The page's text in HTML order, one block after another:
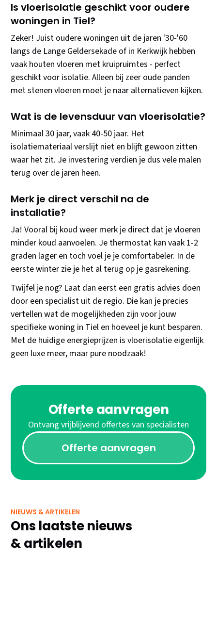
Is vloerisolatie geschikt voor oudere
woningen in Tiel?
Zeker! Juist oudere woningen uit de jaren '30-'60
langs de Lange Geldersekade of in Kerkwijk hebben
vaak houten vloeren met kruipruimtes - perfect
geschikt voor isolatie. Alleen bij zeer oude panden
met stenen vloeren moet je naar alternatieven kijken.
Wat is de levensduur van vloerisolatie?
Minimaal 30 jaar, vaak 40-50 jaar. Het
isolatiemateriaal verslijt niet en blijft gewoon zitten
waar het zit. Je investering verdien je dus vele malen
terug over de jaren heen.
Merk je direct verschil na de
installatie?
Ja! Vooral bij koud weer merk je direct dat je vloeren
minder koud aanvoelen. Je thermostat kan vaak 1-2
graden lager en toch voel je je comfortabeler. In de
eerste winter zie je het al terug op je gasrekening.
Twijfel je nog? Laat dan eerst een gratis advies doen
door een specialist uit de regio. Die kan je precies
vertellen wat de mogelijkheden zijn voor jouw
specifieke woning in Tiel en hoeveel je kunt besparen.
Met de huidige energieprijzen is vloerisolatie eigenlijk
geen luxe meer, maar pure noodzaak!
Offerte aanvragen
Ontvang vrijblijvend offertes van specialisten
Offerte aanvragen
NIEUWS & ARTIKELEN
Ons laatste nieuws
& artikelen